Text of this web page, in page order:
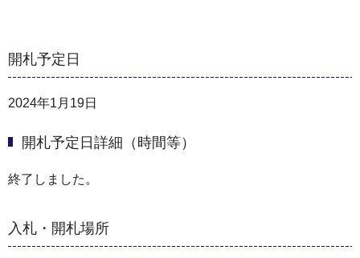
開札予定日
2024年1月19日
開札予定日詳細（時間等）
終了しました。
入札・開札場所